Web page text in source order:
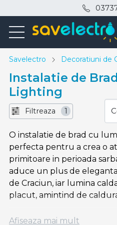
Savelectro Decoratiuni de
Instalatie de
Lighting
Filtreaza 1
O instalatie de brad cu
perfecta pentru a crea o
primitoare in perioada
aduce un plus de
de Craciun, iar lumina
placut, amintind de
Instalatiile cu lumina
Afiseaza mai mult